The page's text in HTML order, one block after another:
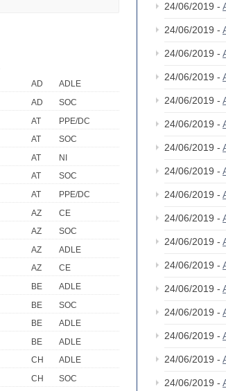
AD
ADLE
AD
SOC
AT
PPE/DC
AT
SOC
AT
NI
AT
SOC
AT
PPE/DC
AZ
CE
AZ
SOC
AZ
ADLE
AZ
CE
BE
ADLE
BE
SOC
BE
ADLE
BE
ADLE
CH
ADLE
CH
SOC
24/06/2019 -
24/06/2019 -
24/06/2019 -
24/06/2019 -
24/06/2019 -
24/06/2019 -
24/06/2019 -
24/06/2019 -
24/06/2019 -
24/06/2019 -
24/06/2019 -
24/06/2019 -
24/06/2019 -
24/06/2019 -
24/06/2019 -
24/06/2019 -
24/06/2019 -